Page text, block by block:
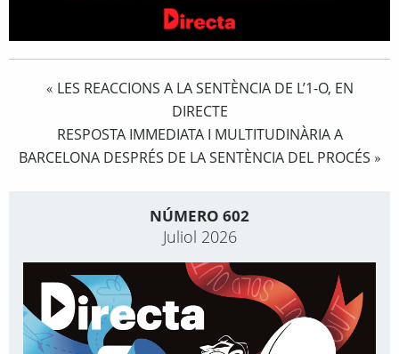
« LES REACCIONS A LA SENTÈNCIA DE L’1-O, EN
DIRECTE
RESPOSTA IMMEDIATA I MULTITUDINÀRIA A
BARCELONA DESPRÉS DE LA SENTÈNCIA DEL PROCÉS »
NÚMERO 602
Juliol 2026